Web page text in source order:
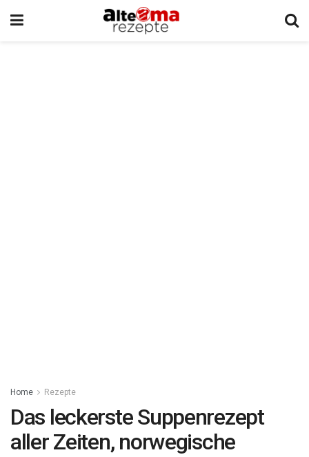
Home Rezepte
Das leckerste Suppenrezept
aller Zeiten, norwegische